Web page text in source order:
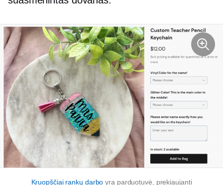
Kruopščiai rankų darbo yra parduotuvė, prekiaujanti